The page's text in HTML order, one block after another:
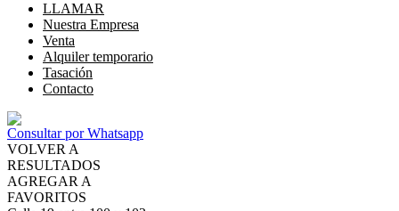
LLAMAR
Nuestra Empresa
Venta
Alquiler temporario
Tasación
Contacto
Consultar por Whatsapp
VOLVER A
RESULTADOS
AGREGAR A
FAVORITOS